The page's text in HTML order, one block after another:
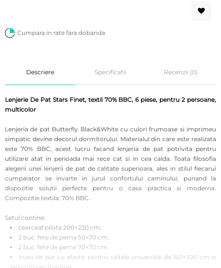
Cumpara in rate fara dobanda
Descriere Specificatii Recenzii (0)
Lenjerie De Pat Stars Finet, textil 70% BBC, 6 piese, pentru 2 persoane,
multicolor
Lenjeria de pat Butterfly Black&White cu culori frumoase si imprimeu
simpatic devine decorul dormitorului. Materialul din care este realizata
este 70% BBC, acest lucru facand lenjeria de pat potrivita pentru
utilizare atat in perioada mai rece cat si in cea calda.Toata filosofia
alegerii unei lenjerii de pat de calitate superioara, ales in stilul fiecarui
cumparator se invarte in jurul confortului caminului, punand la
dispozitie solutii perfecte pentru o casa practica si moderna.
Compozitie textila: 70% BBC.
Setul contine:
cearceaf pilota 200×230 cm;
2 buc. fete de perna 50×70 cm;
2 buc. fete de perna 70×70 cm
husa de pat cu elastic pentru saltele universale de 160×200 cm si